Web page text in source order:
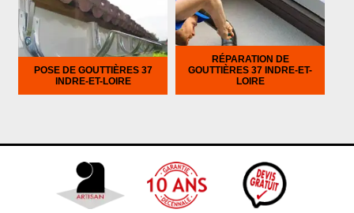
POSE DE GOUTTIÈRES 37
INDRE-ET-LOIRE
RÉPARATION DE
GOUTTIÈRES 37 INDRE-ET-
LOIRE